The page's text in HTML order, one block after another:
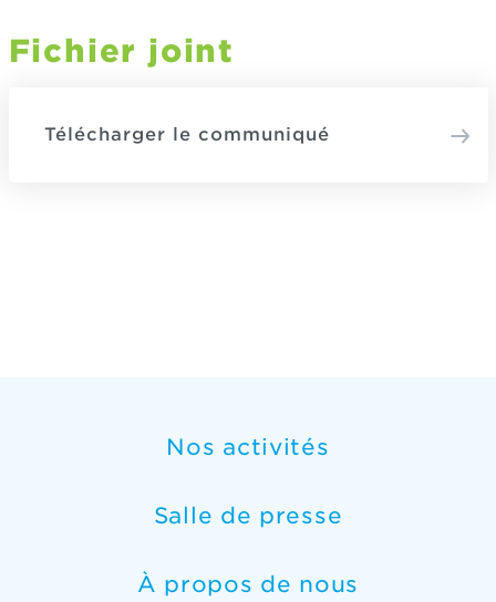
Fichier joint
Télécharger le communiqué
Nos activités
Salle de presse
À propos de nous